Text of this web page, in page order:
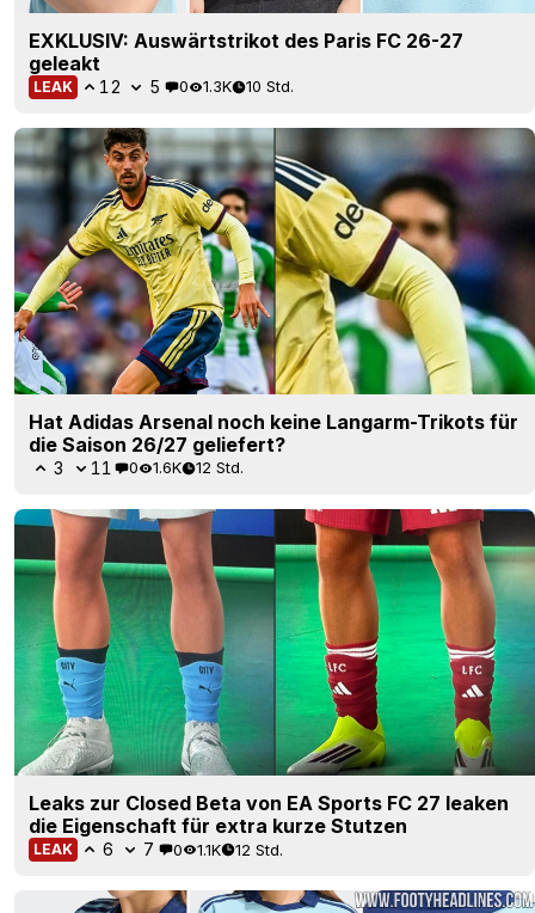
EXKLUSIV: Auswärtstrikot des Paris FC 26-27
geleakt
LEAK 12 5 0 1.3K 10 Std.
Hat Adidas Arsenal noch keine Langarm-Trikots für
die Saison 26/27 geliefert?
3 11 0 1.6K 12 Std.
Leaks zur Closed Beta von EA Sports FC 27 leaken
die Eigenschaft für extra kurze Stutzen
LEAK 6 7 0 1.1K 12 Std.